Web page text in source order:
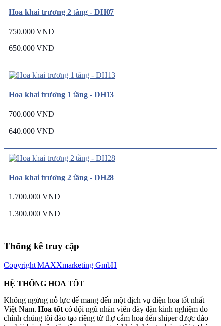
Hoa khai trương 2 tầng - DH07
750.000 VND
650.000 VND
Hoa khai trương 1 tầng - DH13
700.000 VND
640.000 VND
Hoa khai trương 2 tầng - DH28
1.700.000 VND
1.300.000 VND
Thống kê truy cập
Copyright MAXXmarketing GmbH
HỆ THỐNG HOA TỐT
Không ngừng nỗ lực để mang đến một dịch vụ điện hoa tốt nhất
Việt Nam. Hoa tốt có đội ngũ nhân viên dày dặn kinh nghiệm do
chính chúng tôi đào tạo riêng từ thợ cắm hoa đến shiper được đào